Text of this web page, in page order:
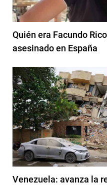
Quién era Facundo
asesinado en España
Venezuela: avanza la